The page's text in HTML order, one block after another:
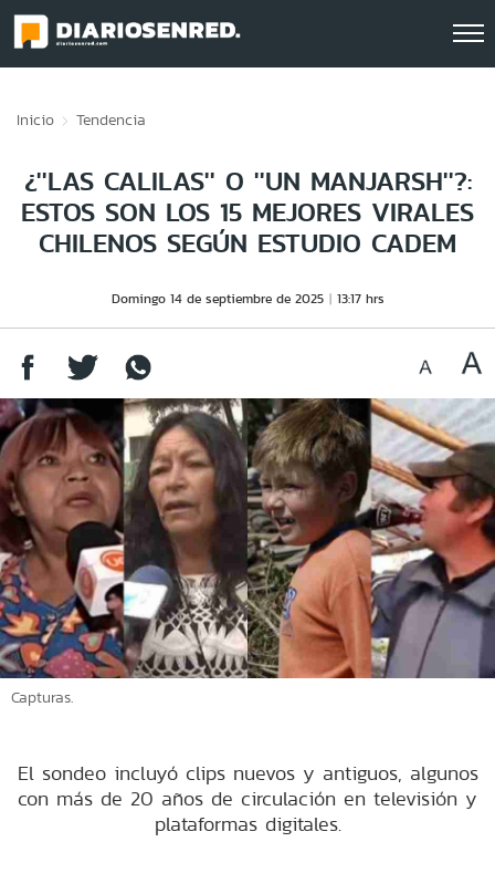
Inicio Tendencia
¿''LAS CALILAS'' O ''UN MANJARSH''?:
ESTOS SON LOS 15 MEJORES VIRALES
CHILENOS SEGÚN ESTUDIO CADEM
Domingo 14 de septiembre de 2025 13:17 hrs
Capturas.
El sondeo incluyó clips nuevos y antiguos, algunos
con más de 20 años de circulación en televisión y
plataformas digitales.